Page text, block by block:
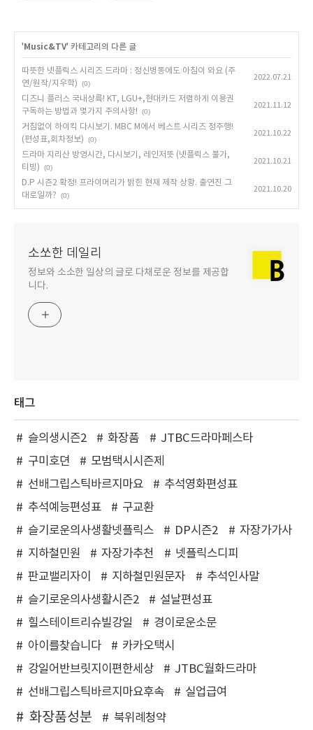
' Music&TV' 카테고리의 다른 글
따뜻한 넷플릭스 시리즈 드라마 : 정신병동에도 아침이 와요 (주
연/원작/지우학)
(0)
2022.07.21
디즈니 플러스 국내상륙! KT, LGU+,현대카드 저렴하게 이용권
구독하는 방법과 몇가지 주의사항!
(0)
2021.11.12
거침없이 하이킥 다시보기. MBC M에서 베스트 시리즈 정주행!
(편성표,회차정보)
(0)
2021.10.22
드라마 지리산 방영시간, 다시보기, 레인저뜻 (넷플릭스 불가,
티빙)
(0)
2021.10.21
D.P 시즌2 확정! 프라이머리가 밝힌 현재 제작 상황. 출연진 그
대로일까?
(0)
2021.10.20
소쏘한 데일리
정보와 소소한 일상의 글로 다채로운 정보를 제공합
니다.
태그
슬의생시즌2 화장품
JTBC드라마페스타
구미호뎐
모범택시시즌제
선배그립스틱바르지마요
추석영화편성표
추석예능편성표
구교환
슬기로운의사생활넷플릭스
DP시즌2
자장가가사
지하철민원
자장가추천
넷플릭스디피
판교밸리자이
지하철민원문자
추석인사말
슬기로운의사생활시즌2
설날편성표
힐스테이트리슈빌강일
경이로운소문
아이를찾습니다
카카오택시
강일어반브릿지이편한세상
JTBC월화드라마
선배그립스틱바르지마요후속
실업급여
화장품성분 북위례청약